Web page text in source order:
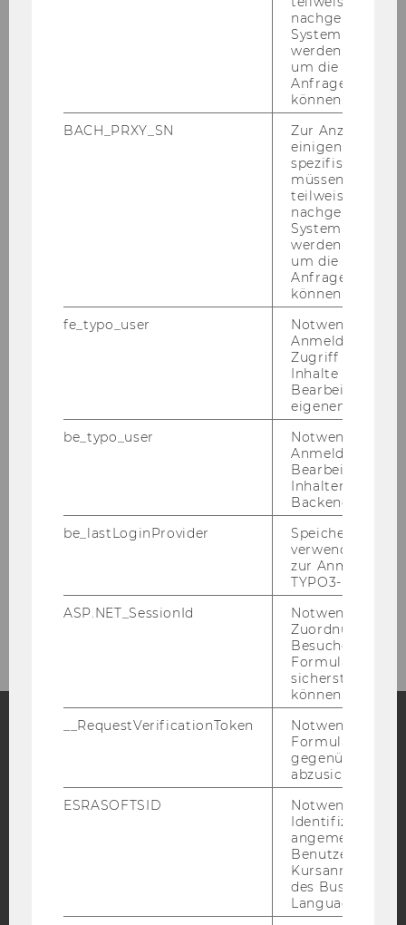
Events
Intranet
Blog
Bluesky
nachgelagerten
System
werden.
um die Antwort
Anfrage
können.
BACH_PRXY_SN
Zur Anzeige von
einigen WU-
spezifischen
müssen
teilweise von
nachgelagerten
System
werden.
um die Antwort
Anfrage
können.
fe_typo_user
Notwendig für
Anmeldung und
Zugriff auf
Inhalte oder zur
Bearbeitung des
eigenen Profils.
be_typo_user
Notwendig für
Anmeldung und
Bearbeitung von
Inhalten im
Backend.
be_lastLoginProvider
Speichert die
verwendete
zur Anmeldung
TYPO3-Backend.
ASP.NET_SessionId
Notwendig, um
Zuordnung von
Besucher zu
sicherstellen zu
können.
__RequestVerificationToken
Notwendig, um
gegenüber
abzusichern.
ESRASOFTSID
Notwendig zur
Identifizierung
angemeldeten
Benutzers im
des Business
Language